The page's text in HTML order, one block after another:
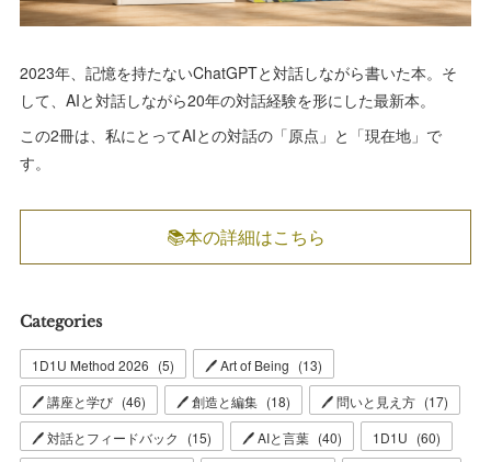
2023年、記憶を持たないChatGPTと対話しながら書いた本。そ
して、AIと対話しながら20年の対話経験を形にした最新本。
この2冊は、私にとってAIとの対話の「原点」と「現在地」で
す。
📚本の詳細はこちら
Categories
1D1U Method 2026 (5) 🖊 Art of Being (13)
🖊 講座と学び (46) 🖊 創造と編集 (18) 🖊 問いと見え方 (17)
🖊 対話とフィードバック
(15) 🖊 AIと言葉 (40) 1D1U (60)